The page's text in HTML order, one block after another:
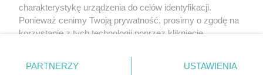
daga26 (2011-10-22 06:52)
ale zjadlabym kapusniaku hymm pychotka ale
zakaz :/
charakterystykę urządzenia do celów identyfikacji.
Ponieważ cenimy Twoją prywatność, prosimy o zgodę na
korzystanie z tych technologii poprzez kliknięcie
zmienić/wycofać klikając przycisk ustawień prywatności
PARTNERZY USTAWIENIA